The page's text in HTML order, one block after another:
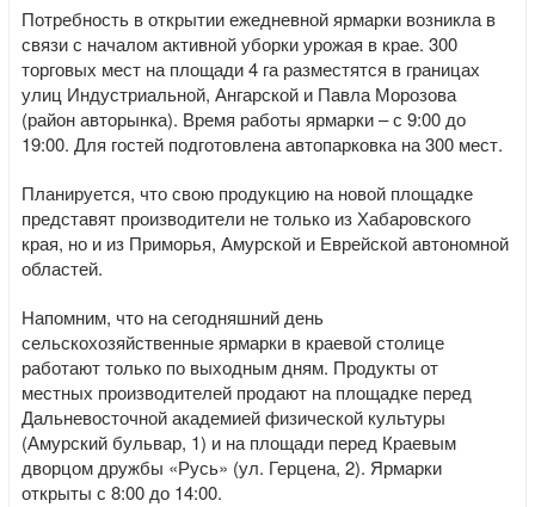
Потребность в открытии ежедневной ярмарки возникла в
связи с началом активной уборки урожая в крае. 300
торговых мест на площади 4 га разместятся в границах
улиц Индустриальной, Ангарской и Павла Морозова
(район авторынка). Время работы ярмарки – с 9:00 до
19:00. Для гостей подготовлена автопарковка на 300 мест.
Планируется, что свою продукцию на новой площадке
представят производители не только из Хабаровского
края, но и из Приморья, Амурской и Еврейской автономной
областей.
Напомним, что на сегодняшний день
сельскохозяйственные ярмарки в краевой столице
работают только по выходным дням. Продукты от
местных производителей продают на площадке перед
Дальневосточной академией физической культуры
(Амурский бульвар, 1) и на площади перед Краевым
дворцом дружбы «Русь» (ул. Герцена, 2). Ярмарки
открыты с 8:00 до 14:00.